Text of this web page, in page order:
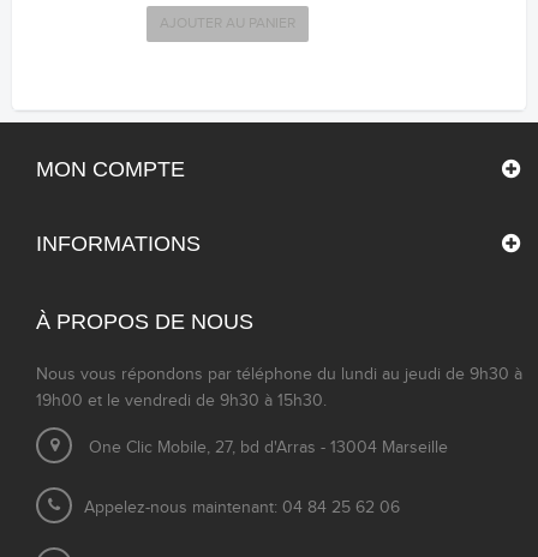
AJOUTER AU PANIER
MON COMPTE
INFORMATIONS
À PROPOS DE NOUS
Nous vous répondons par téléphone du lundi au jeudi de 9h30 à
19h00 et le vendredi de 9h30 à 15h30.
One Clic Mobile, 27, bd d'Arras - 13004 Marseille
Appelez-nous maintenant: 04 84 25 62 06